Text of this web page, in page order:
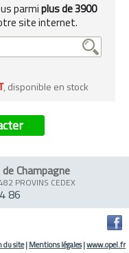
parmiplus de 3900
site internet.
, disponible en stock
Champagne
PROVINS CEDEX
86
du site|Mentions légales|www.opel.fr